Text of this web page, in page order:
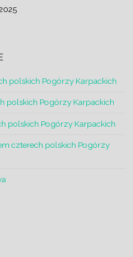
polskich Pogórzy Karpackich
polskich Pogórzy Karpackich
polskich Pogórzy Karpackich
czterech polskich Pogórzy